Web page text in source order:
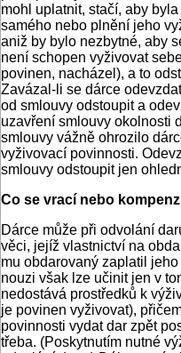
mohl uplatnit, stačí, aby
samého nebo plnění jeho
aniž by bylo nezbytné, aby
není schopen vyživovat
povinen, nacházel), a to
Zavázal-li se dárce
od smlouvy odstoupit a
uzavření smlouvy okolnosti
smlouvy vážně ohrozilo
vyživovací povinnosti.
smlouvy odstoupit jen
Co se vrací nebo
Dárce může při odvolání
věci, jejíž vlastnictví na
mu obdarovaný zaplatil
nouzi však lze učinit jen v
nedostává prostředků k
je povinen vyživovat),
povinnosti vydat dar zpět
třeba. (Poskytnutím nutné